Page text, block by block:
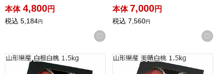
本体 4,800円
税込 5,184円
お気に入りに登録する
本体 7,000円
税込 7,560円
山形県産 白根白桃 1.5kg【限定100点】【お届け期間：9月3
山形県産 美晴白桃 1.5kg【限